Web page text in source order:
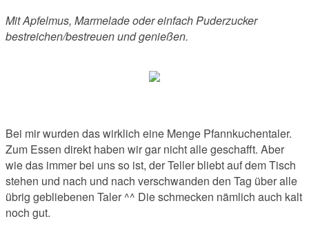
Mit Apfelmus, Marmelade oder einfach Puderzucker
bestreichen/bestreuen und genießen.
Bei mir wurden das wirklich eine Menge Pfannkuchentaler.
Zum Essen direkt haben wir gar nicht alle geschafft. Aber
wie das immer bei uns so ist, der Teller bliebt auf dem Tisch
stehen und nach und nach verschwanden den Tag über alle
übrig gebliebenen Taler ^^ Die schmecken nämlich auch kalt
noch gut.